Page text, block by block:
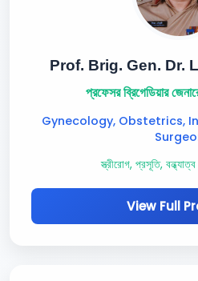
Prof. Brig. Gen. Dr.
প্রফেসর ব্রিগেডিয়ার
Gynecology, Obstetrics,
স্ত্রীরোগ, প্রসূতি, বন্ধ্যাত্ব
View Full